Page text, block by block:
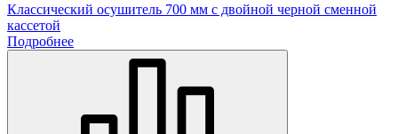
Классический осушитель 700 мм с двойной черной сменной
кассетой
Подробнее